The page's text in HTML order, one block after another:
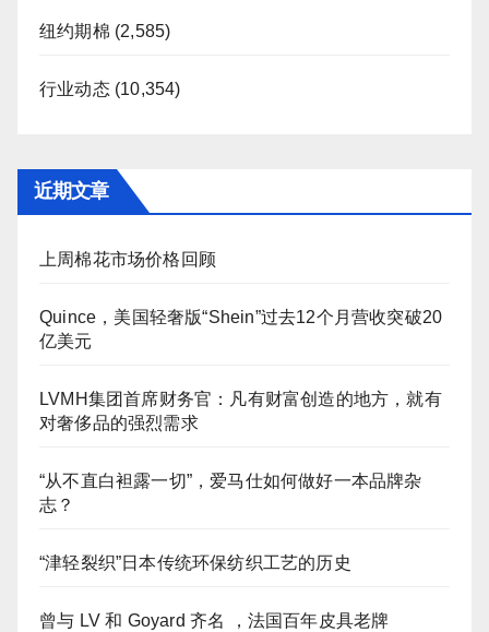
纽约期棉 (2,585)
行业动态(10,354)
近期文章
上周棉花市场价格回顾
Quince，美国轻奢版“Shein”过去12个月营收突破20
亿美元
LVMH集团首席财务官：凡有财富创造的地方，就有
对奢侈品的强烈需求
“从不直白袒露一切”，爱马仕如何做好一本品牌杂
志？
“津轻裂织”日本传统环保纺织工艺的历史
曾与 LV 和 Goyard 齐名 ，法国百年皮具老牌